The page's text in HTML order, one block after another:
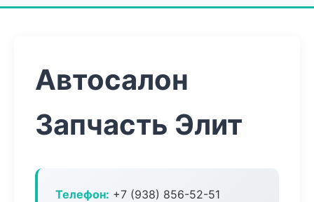
Автосалон
Запчасть Элит
Телефон: +7 (938) 856-52-51